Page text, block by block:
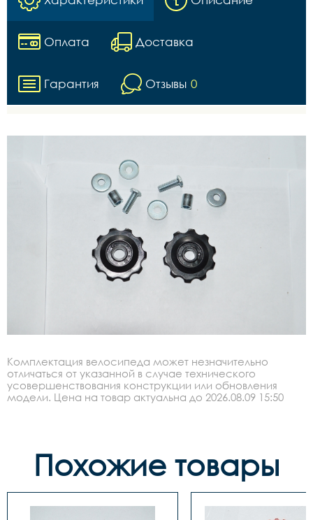
Оплата Доставка
Гарантия Отзывы 0
Комплектация велосипеда может незначительно
отличаться от указанной в случае технического
усовершенствования конструкции или обновления
модели. Цена на товар актуальна до 2026.08.09 15:50
Похожие товары